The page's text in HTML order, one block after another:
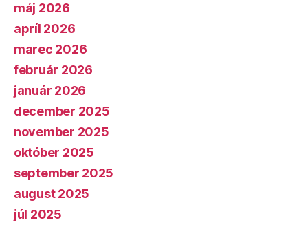
máj 2026
apríl 2026
marec 2026
február 2026
január 2026
december 2025
november 2025
október 2025
september 2025
august 2025
júl 2025